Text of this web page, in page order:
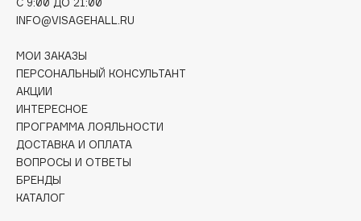
Deonica
Dior
Divage
Dolce & Gabbana
Dolomit
Dorco
DP Daily Perfection
Dr. Vranjes Firenze
INFO@VISAGEHALL.RU
МОИ ЗАКАЗЫ
ПЕРСОНАЛЬНЫЙ КОНСУЛЬТАНТ
АКЦИИ
ИНТЕРЕСНОЕ
ПРОГРАММА ЛОЯЛЬНОСТИ
ДОСТАВКА И ОПЛАТА
ВОПРОСЫ И ОТВЕТЫ
БРЕНДЫ
КАТАЛОГ